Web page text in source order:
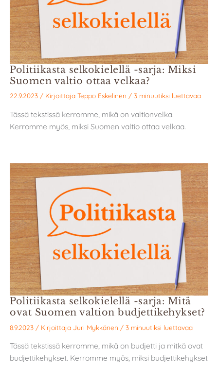
Politiikasta selkokielellä -sarja: Miksi
Suomen valtio ottaa velkaa?
22.9.2023 / Kirjoittaja Teppo Eskelinen / 3 minuutiksi luettavaa
Tässä tekstissä kerromme, mikä on valtionvelka.
Kerromme myös, miksi Suomen valtio ottaa velkaa.
Politiikasta selkokielellä -sarja: Mitä
ovat Suomen valtion budjettikehykset?
8.9.2023 / Kirjoittaja Juri Mykkänen / 3 minuutiksi luettavaa
Tässä tekstissä kerromme, mikä on budjetti ja mitkä ovat
budjettikehykset. Kerromme myös, miksi budjettikehykset